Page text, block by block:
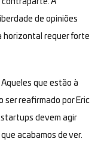
de opiniões
horizontal requer forte
Aqueles que estão à
ser reafirmado por Eric
startups devem agir
acabamos de ver.